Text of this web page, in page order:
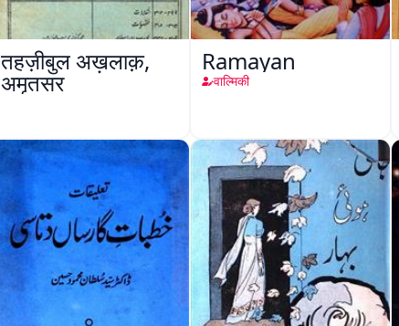
तहज़ीबुल अख़लाक़,
अमृतसर
Ramayan
वाल्मिकी